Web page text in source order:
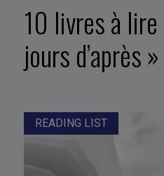
10 livres à
jours d’après »
READING LIST